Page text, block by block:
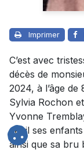
Imprimer
C’est avec
décès de
2024, à l’âge de
Sylvia Rochon
Yvonne
deuil ses
ainsi que sa bru